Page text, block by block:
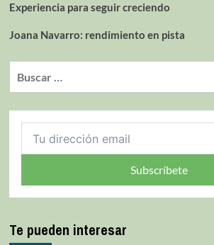
Experiencia para seguir creciendo
Joana Navarro: rendimiento en pista
Subscríbete
Te pueden interesar